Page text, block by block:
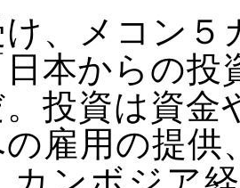
、メコン
日本からの
投資は資
雇用の提